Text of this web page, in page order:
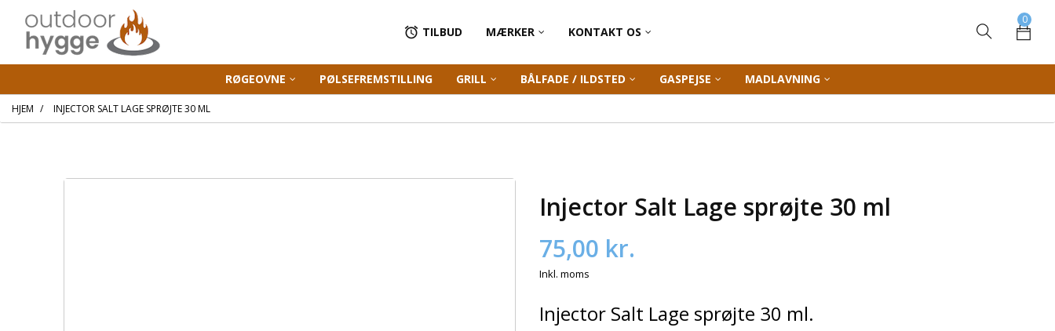
 TILBUD MÆRKER KONTAKT OS
0
RØGEOVNE PØLSEFREMSTILLING GRILL BÅLFADE / ILDSTED GASPEJSE MADLAVNING
HJEM INJECTOR SALT LAGE SPRØJTE 30 ML
Injector Salt Lage sprøjte 30 ml
75,00 kr.
Inkl. moms
Injector Salt Lage sprøjte 30 ml.